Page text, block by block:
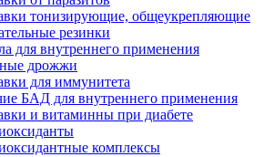
тонизирующие, общеукрепляющие
резинки
для внутреннего применения
дрожжи
для иммунитета
БАД для внутреннего применения
и витаминны при диабете
комплексы